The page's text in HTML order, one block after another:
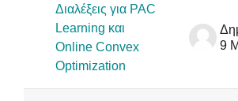
Διαλέξεις για PAC
Learning και
Online Convex
Optimization
9